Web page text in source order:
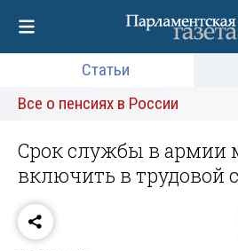
Статьи
Все о пенсиях в России
Cрок службы в армии
включить в трудовой